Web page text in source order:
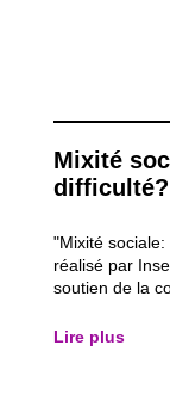
Mixité
difficulté?
"Mixité
réalisé par
soutien de la
du décret du
Lire plus